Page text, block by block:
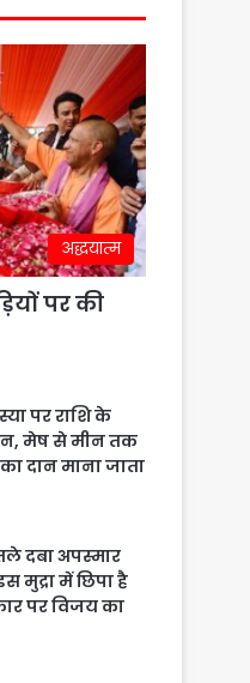
अद्धयात्म
पर की
पर राशि के
मेष से मीन तक
दान माना जाता
दबा अपस्मार
मुद्रा में छिपा है
पर विजय का